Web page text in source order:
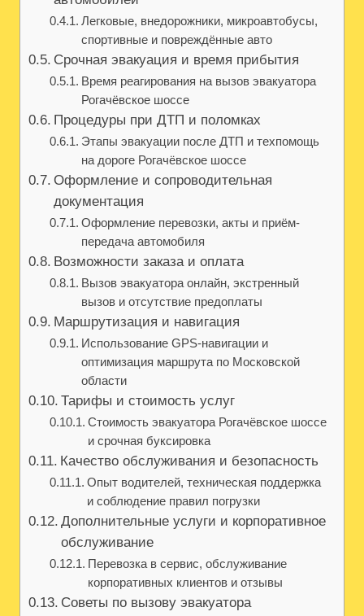
Легковые, внедорожники, микроавтобусы,
спортивные и повреждённые авто
Срочная эвакуация и время прибытия
Время реагирования на вызов эвакуатора
Рогачёвское шоссе
Процедуры при ДТП и поломках
Этапы эвакуации после ДТП и техпомощь
на дороге Рогачёвское шоссе
Оформление и сопроводительная
документация
Оформление перевозки, акты и приём-
передача автомобиля
Возможности заказа и оплата
Вызов эвакуатора онлайн, экстренный
вызов и отсутствие предоплаты
Маршрутизация и навигация
Использование GPS-навигации и
оптимизация маршрута по Московской
области
Тарифы и стоимость услуг
Стоимость эвакуатора Рогачёвское шоссе
и срочная буксировка
Качество обслуживания и безопасность
Опыт водителей, техническая поддержка
и соблюдение правил погрузки
Дополнительные услуги и корпоративное
обслуживание
Перевозка в сервис, обслуживание
корпоративных клиентов и отзывы
Советы по вызову эвакуатора